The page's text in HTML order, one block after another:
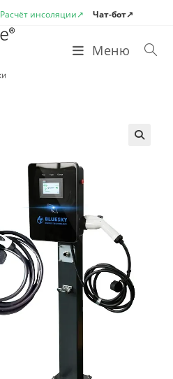
Расчёт инсоляции↗ Чат-бот↗
Меню